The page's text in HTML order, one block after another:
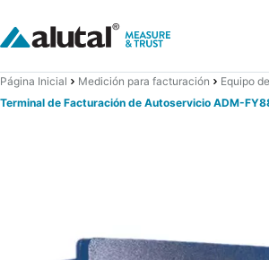
Página Inicial Medición para facturación
Equipo
Terminal de Facturación de Autoservicio ADM-